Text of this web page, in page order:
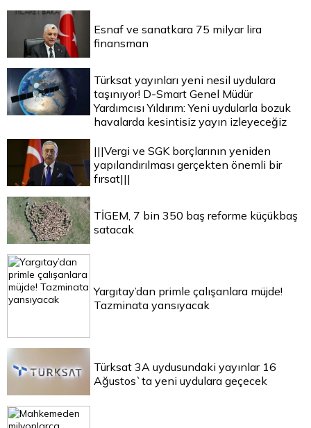
Esnaf ve sanatkara 75 milyar lira
finansman
Türksat yayınları yeni nesil uydulara
taşınıyor! D-Smart Genel Müdür
Yardımcısı Yıldırım: Yeni uydularla bozuk
havalarda kesintisiz yayın izleyeceğiz
|||Vergi ve SGK borçlarının yeniden
yapılandırılması gerçekten önemli bir
fırsat|||
TİGEM, 7 bin 350 baş reforme küçükbaş
satacak
Yargıtay’dan primle çalışanlara müjde!
Tazminata yansıyacak
Türksat 3A uydusundaki yayınlar 16
Ağustos`ta yeni uydulara geçecek